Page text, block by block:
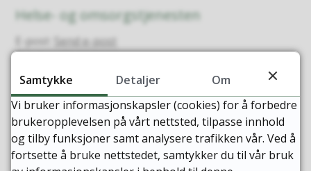
Helse- og omsorgstjenesten
E-post
Send e-post
Gjeldende telefonnummer er
Sunndal kommunes sentralbord.
Tildelingsenheten
E-postSend e-post
Samtykke Detaljer
Om
Vi bruker informasjonskapsler (cookies) for å forbedre
brukeropplevelsen på vårt nettsted, tilpasse innhold
og tilby funksjoner samt analysere trafikken vår. Ved å
fortsette å bruke nettstedet, samtykker du til vår bruk